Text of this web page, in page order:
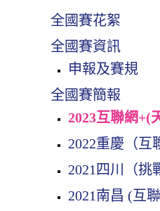
全國賽花絮
全國賽資訊
申報及賽規
全國賽簡報
2023互聯網+(
2022重慶（互
2021四川（挑
2021南昌 (互